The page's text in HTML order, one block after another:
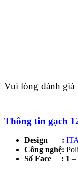
Vui lòng đánh giá
Thông tin gạch
Design :
Công nghệ:
Số Face : 1 –